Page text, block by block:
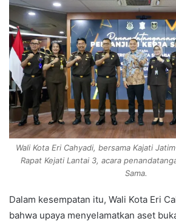
Wali Kota Eri Cahyadi, bersama Kajati
Rapat Kejati Lantai 3, acara
Sama.
Dalam kesempatan itu, Wali Kota Eri
bahwa upaya menyelamatkan aset